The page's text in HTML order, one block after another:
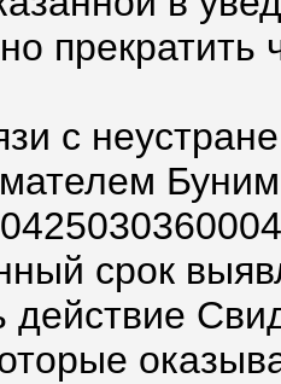
прекратить
с
срок
действие